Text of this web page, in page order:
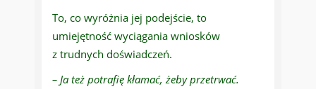
To, co wyróżnia jej podejście, to
umiejętność wyciągania wniosków
z trudnych doświadczeń.
– Ja też potrafię kłamać, żeby przetrwać.